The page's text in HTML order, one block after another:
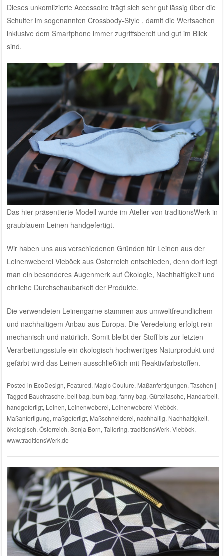
Dieses unkomlizierte Accessoire trägt sich sehr gut lässig über die
Schulter im sogenannten Crossbody-Style , damit die Wertsachen
inklusive dem Smartphone immer zugriffsbereit und gut im Blick
sind.
Das hier präsentierte Modell wurde im Atelier von traditionsWerk in
graublauem Leinen handgefertigt.
Wir haben uns aus verschiedenen Gründen für Leinen aus der
Leinenweberei Vieböck aus Österreich entschieden, denn dort legt
man ein besonderes Augenmerk auf Ökologie, Nachhaltigkeit und
ehrliche Durchschaubarkeit der Produkte.
Die verwendeten Leinengarne stammen aus umweltfreundlichem
und nachhaltigem Anbau aus Europa. Die Veredelung erfolgt rein
mechanisch und natürlich. Somit bleibt der Stoff bis zur letzten
Verarbeitungsstufe ein ökologisch hochwertiges Naturprodukt und
gefärbt wird das Leinen ausschließlich mit Reaktivfarbstoffen.
Posted in EcoDesign, Featured, Magic Couture, Maßanfertigungen, Taschen |
Tagged Bauchtasche, belt bag, bum bag, fanny bag, Gürteltasche, Handarbeit,
handgefertigt, Leinen, Leinenweberei, Leinenweberei Vieböck,
Maßanfertigung, maßgefertigt, Maßschneiderei, nachhaltig, Nachhaltigkeit,
ökologisch, Österreich, Sonja Born, Tailoring, traditionsWerk, Vieböck,
www.traditionsWerk.de